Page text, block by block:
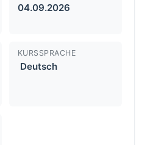
04.09.2026
KURSSPRACHE
Deutsch